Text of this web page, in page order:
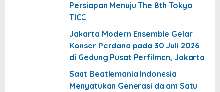
Persiapan Menuju The 8th Tokyo
TICC
Jakarta Modern Ensemble Gelar
Konser Perdana pada 30 Juli 2026
di Gedung Pusat Perfilman, Jakarta
Saat Beatlemania Indonesia
Menyatukan Generasi dalam Satu